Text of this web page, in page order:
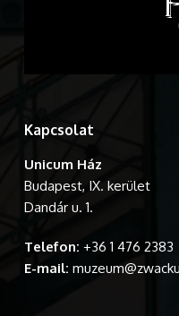
Kapcsolat
Unicum Ház
Budapest, IX. kerület
Dandár u. 1.
Telefon: +36 1 476 2383
E-mail: